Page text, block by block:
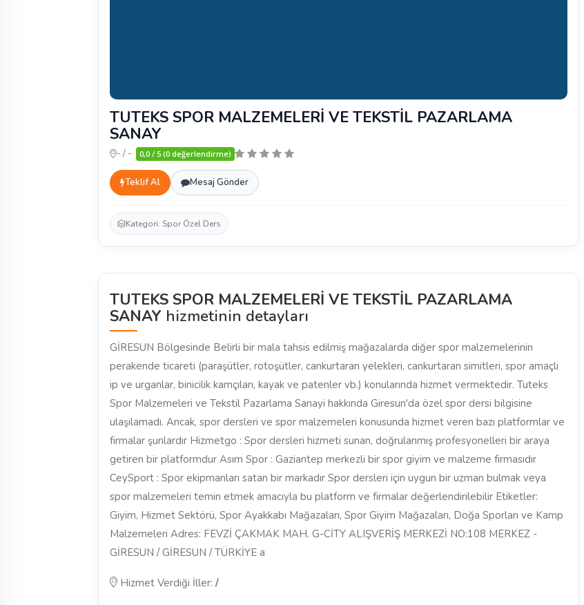
TUTEKS SPOR MALZEMELERİ VE TEKSTİL PAZARLAMA
SANAY
- / - 0,0 / 5 (0 değerlendirme)
Teklif Al Mesaj Gönder
Kategori: Spor Özel Ders
TUTEKS SPOR MALZEMELERİ VE TEKSTİL PAZARLAMA
SANAY hizmetinin detayları
GİRESUN Bölgesinde Belirli bir mala tahsis edilmiş mağazalarda diğer spor malzemelerinin
perakende ticareti (paraşütler, rotoşütler, cankurtaran yelekleri, cankurtaran simitleri, spor amaçlı
ip ve urganlar, binicilik kamçıları, kayak ve patenler vb.) konularında hizmet vermektedir. Tuteks
Spor Malzemeleri ve Tekstil Pazarlama Sanayi hakkında Giresun'da özel spor dersi bilgisine
ulaşılamadı. Ancak, spor dersleri ve spor malzemeleri konusunda hizmet veren bazı platformlar ve
firmalar şunlardır Hizmetgo : Spor dersleri hizmeti sunan, doğrulanmış profesyonelleri bir araya
getiren bir platformdur Asım Spor : Gaziantep merkezli bir spor giyim ve malzeme firmasıdır
CeySport : Spor ekipmanları satan bir markadır Spor dersleri için uygun bir uzman bulmak veya
spor malzemeleri temin etmek amacıyla bu platform ve firmalar değerlendirilebilir Etiketler:
Giyim, Hizmet Sektörü, Spor Ayakkabı Mağazaları, Spor Giyim Mağazaları, Doğa Sporları ve Kamp
Malzemeleri Adres: FEVZİ ÇAKMAK MAH. G-CİTY ALIŞVERİŞ MERKEZİ NO:108 MERKEZ -
GİRESUN / GİRESUN / TÜRKİYE a
Hizmet Verdiği İller: /